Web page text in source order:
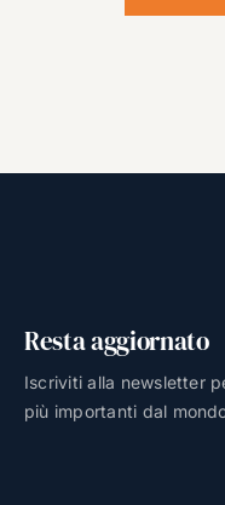
Resta aggiornato
Iscriviti alla newsletter
più importanti dal